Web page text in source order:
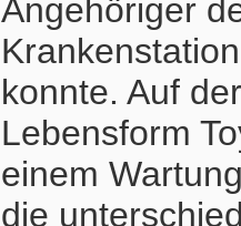
Angehöriger
konnte. Auf
Lebensform
einem
die